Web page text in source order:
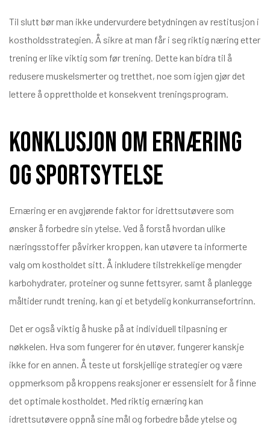
Til slutt bør man ikke undervurdere betydningen av restitusjon i
kostholdsstrategien. Å sikre at man får i seg riktig næring etter
trening er like viktig som før trening. Dette kan bidra til å
redusere muskelsmerter og tretthet, noe som igjen gjør det
lettere å opprettholde et konsekvent treningsprogram.
Konklusjon om ernæring
og sportsytelse
Ernæring er en avgjørende faktor for idrettsutøvere som
ønsker å forbedre sin ytelse. Ved å forstå hvordan ulike
næringsstoffer påvirker kroppen, kan utøvere ta informerte
valg om kostholdet sitt. Å inkludere tilstrekkelige mengder
karbohydrater, proteiner og sunne fettsyrer, samt å planlegge
måltider rundt trening, kan gi et betydelig konkurransefortrinn.
Det er også viktig å huske på at individuell tilpasning er
nøkkelen. Hva som fungerer for én utøver, fungerer kanskje
ikke for en annen. Å teste ut forskjellige strategier og være
oppmerksom på kroppens reaksjoner er essensielt for å finne
det optimale kostholdet. Med riktig ernæring kan
idrettsutøvere oppnå sine mål og forbedre både ytelse og